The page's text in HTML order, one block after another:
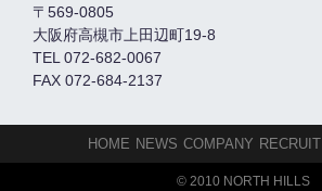
〒569-0805
大阪府高槻市上田辺町19-8
TEL 072-682-0067
FAX 072-684-2137
HOME NEWS COMPANY RECRUIT
© 2010 NORTH HILLS